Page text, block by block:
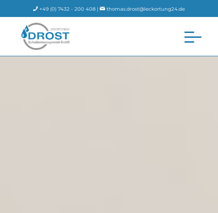
+49 (0) 7432 - 200 408 | thomas.drost@leckortung24.de